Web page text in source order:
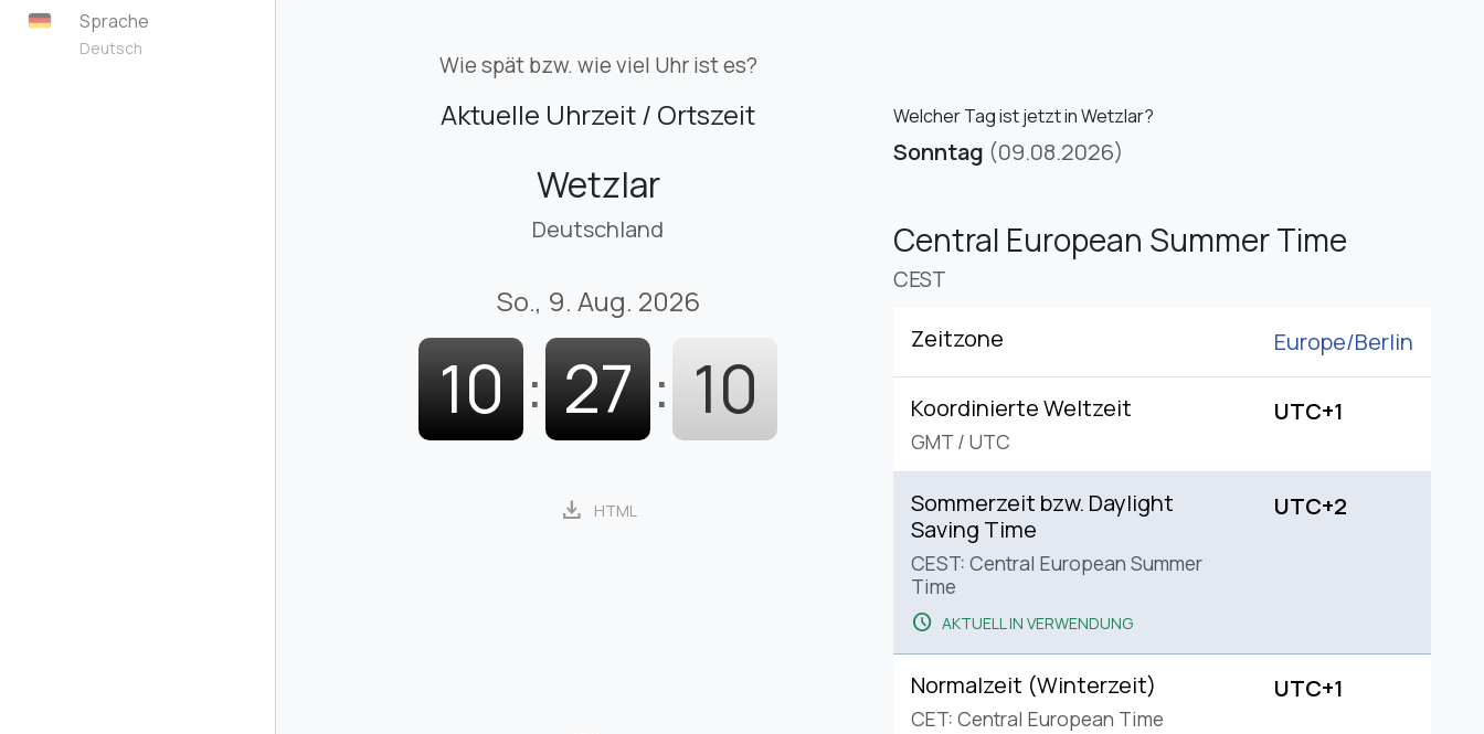
Sprache
Deutsch
Wie spät bzw. wie viel Uhr ist es?
Aktuelle Uhrzeit / Ortszeit
Wetzlar
Deutschland
So., 9. Aug. 2026
10 : 27 : 11
download HTML
Welcher Tag ist jetzt in Wetzlar?
Sonntag (09.08.2026)
Central European Summer Time
CEST
Zeitzone Europe/Berlin
Koordinierte Weltzeit
GMT / UTC
UTC+1
Sommerzeit bzw. Daylight
Saving Time
CEST: Central European Summer
Time
schedule AKTUELL IN VERWENDUNG
UTC+2
Normalzeit (Winterzeit)
CET: Central European Time
UTC+1